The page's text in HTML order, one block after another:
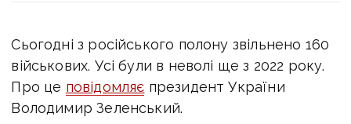
Сьогодні з російського полону звільнено 160
військових. Усі були в неволі ще з 2022 року.
Про це повідомляє президент України
Володимир Зеленський.